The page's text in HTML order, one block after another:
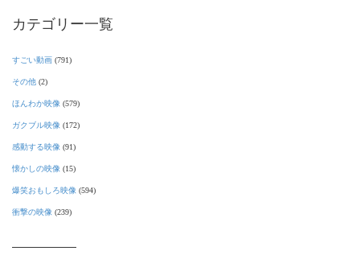
カテゴリー一覧
すごい動画 (791)
その他 (2)
ほんわか映像 (579)
ガクブル映像 (172)
感動する映像 (91)
懐かしの映像 (15)
爆笑おもしろ映像 (594)
衝撃の映像 (239)